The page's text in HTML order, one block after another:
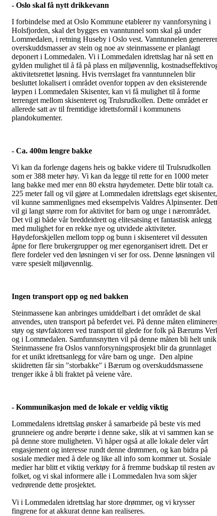
- Oslo skal få nytt drikkevann
I forbindelse med at Oslo Kommune etablerer ny vannforsyning i
Holsfjorden, skal det bygges en vanntunnel som skal gå under
Lommedalen, i retning Huseby i Oslo vest. Vanntunnelen genererer
overskuddsmasser av stein og noe av steinmassene er planlagt
deponert i Lommedalen. Vi i Lommedalen idrettslag har nå sett en
gylden mulighet til å få på plass en miljøvennlig,
aktivitetsrettet løsning. Hvis tverrslaget fra vanntunnelen blir
besluttet lokalisert i området ovenfor toppen av den eksisterende
løypen i Lommedalen Skisenter, kan vi få mulighet til å forme
terrenget mellom skisenteret og Trulsrudkollen. Dette området er
allerede satt av til fremtidige idrettsformål i kommunens
plandokumenter.
- Ca. 400m lengre bakke
Vi kan da forlenge dagens heis og bakke videre til Trulsrudkollen
som er 388 meter høy. Vi kan da legge til rette for en 1000 meter
lang bakke med mer enn 80 ekstra høydemeter. Dette blir totalt ca.
225 meter fall og vil gjøre at Lommedalen idrettslags eget skisenter,
vil kunne sammenlignes med eksempelvis Valdres Alpinsenter.
vil gi langt større rom for aktivitet for barn og unge i nærområdet.
Det vil gi både vår breddeidrett og elitesatsing et fantastisk anlegg
med mulighet for en rekke nye og utvidede aktiviteter.
Høydeforskjellen mellom topp og bunn i skisenteret vil dessuten
åpne for flere brukergrupper og mer egenorganisert idrett. Det er
flere fordeler ved den løsningen vi ser for oss. Denne løsningen vil
være spesielt miljøvennlig.
Ingen transport opp og ned bakken
Steinmassene kan anbringes umiddelbart i det området de skal
anvendes, uten transport på beferdet vei. På denne måten
støy og støvfaktoren ved transport til glede for folk på Bærums
og i Lommedalen. Samfunnsnytten vil på denne måten bli helt
Steinmassene fra Oslos vannforsyningsprosjekt blir da grunnlaget
for et unikt idrettsanlegg for våre barn og unge. Den alpine
skiidretten får sin "storbakke" i Bærum og overskuddsmassene
trenger ikke å bli fraktet på veiene våre.
- Kommunikasjon med de lokale er veldig viktig
Lommedalens idrettslag ønsker å samarbeide på beste vis med
grunneiere og andre berørte i denne sake, slik at vi sammen kan se
på denne store muligheten. Vi håper også at alle lokale deler vårt
engasjement og interesse rundt denne drømmen, og kan bidra på
sosiale medier med å dele og like all info som kommer ut. Sosiale
medier har blitt et viktig verktøy for å fremme budskap til resten av
folket, og vi skal informere alle i Lommedalen hva som skjer
vedrørende dette prosjektet.
Vi i Lommedalen idrettslag har store drømmer, og vi krysser
fingrene for at akkurat denne kan realiseres.